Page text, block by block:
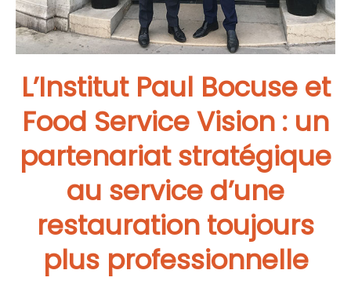
L’Institut Paul Bocuse et
Food Service Vision : un
partenariat stratégique
au service d’une
restauration toujours
plus professionnelle